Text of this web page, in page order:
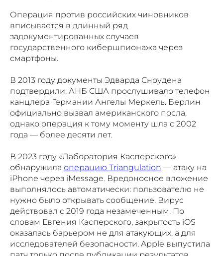
Операция против российских чиновников
вписывается в длинный ряд
задокументированных случаев
государственного кибершпионажа через
смартфоны.
В 2013 году документы Эдварда Сноудена
подтвердили: АНБ США прослушивало телефон
канцлера Германии Ангелы Меркель. Берлин
официально вызвал американского посла,
однако операция к тому моменту шла с 2002
года — более десяти лет.
В 2023 году «Лаборатория Касперского»
обнаружила операцию Triangulation — атаку на
iPhone через iMessage. Вредоносное вложение
выполнялось автоматически: пользователю не
нужно было открывать сообщение. Вирус
действовал с 2019 года незамеченным. По
словам Евгения Касперского, закрытость iOS
оказалась барьером не для атакующих, а для
исследователей безопасности. Apple выпустила